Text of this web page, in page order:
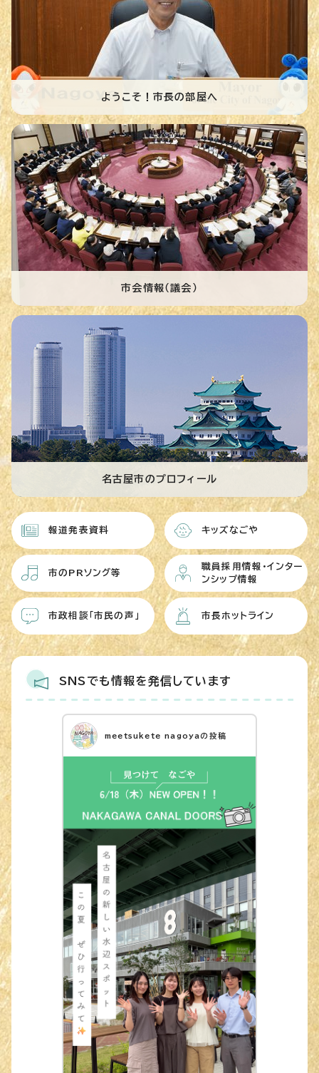
ようこそ！市長の部屋へ
市会情報（議会）
名古屋市のプロフィール
報道発表資料 キッズなごや
市のPRソング等
職員採用情報・インター
ンシップ情報
市政相談「市民の声」 市長ホットライン
SNSでも情報を発信しています
meetsukete nagoyaの投稿